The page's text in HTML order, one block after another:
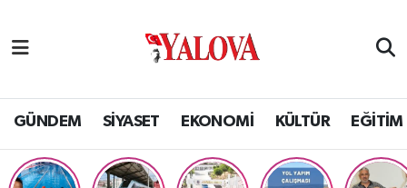
GÜNDEM SİYASET EKONOMİ KÜLTÜR EĞİTİM
SİYASET
EKONOMİ
Yalova Nöbetçi Eczaneler
Yalova Hava Durumu
Yalova Namaz Vakitleri